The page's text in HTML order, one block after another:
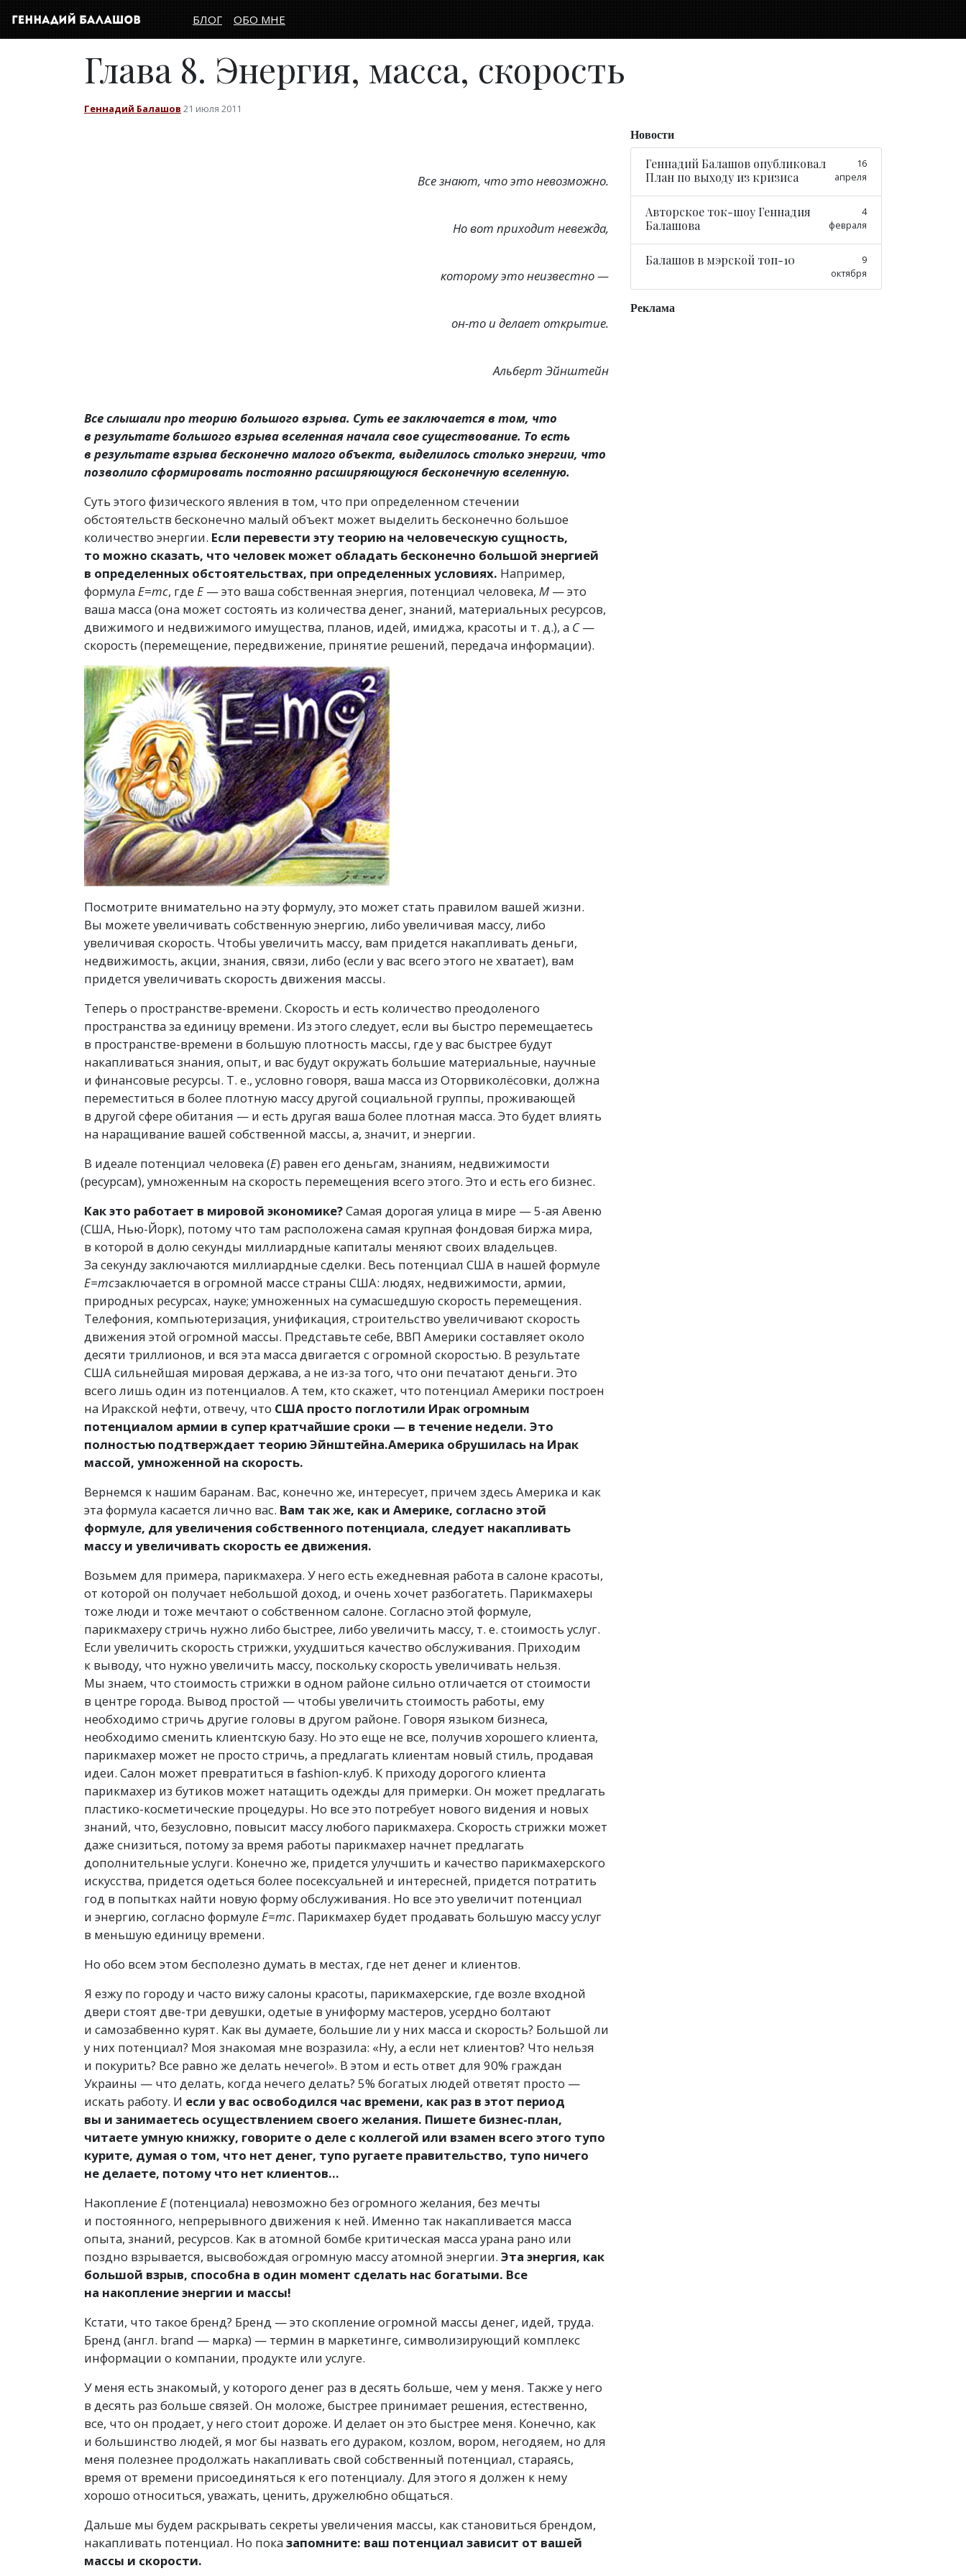
БЛОГ ОБО МНЕ
Глава 8. Энергия, масса, скорость
Геннадий Балашов 21 июля 2011
Все знают, что это невозможно.
Но вот приходит невежда,
которому это неизвестно —
он-то и делает открытие.
Альберт Эйнштейн
Все слышали про теорию большого взрыва. Суть ее заключается в том, что
в результате большого взрыва вселенная начала свое существование. То есть
в результате взрыва бесконечно малого объекта, выделилось столько энергии, что
позволило сформировать постоянно расширяющуюся бесконечную вселенную.
Суть этого физического явления в том, что при определенном стечении
обстоятельств бесконечно малый объект может выделить бесконечно большое
количество энергии. Если перевести эту теорию на человеческую сущность,
то можно сказать, что человек может обладать бесконечно большой энергией
в определенных обстоятельствах, при определенных условиях. Например,
формулаЕ=mс, гдеЕ— это ваша собственная энергия, потенциал человека, M — это
ваша масса(она может состоять из количества денег, знаний, материальных ресурсов,
движимого и недвижимого имущества, планов, идей, имиджа, красоты и т. д.), а С—
скорость (перемещение, передвижение, принятие решений, передача информации).
Посмотрите внимательно на эту формулу, это может стать правилом вашей жизни.
Вы можете увеличивать собственную энергию, либо увеличивая массу, либо
увеличивая скорость. Чтобы увеличить массу, вам придется накапливать деньги,
недвижимость, акции, знания, связи, либо (если у вас всего этого не хватает), вам
придется увеличивать скорость движения массы.
Теперь о пространстве-времени. Скорость и есть количество преодоленого
пространства за единицу времени. Из этого следует, если вы быстро перемещаетесь
в пространстве-времени в большую плотность массы, где у вас быстрее будут
накапливаться знания, опыт, и вас будут окружать большие материальные, научные
и финансовые ресурсы. Т. е., условно говоря, ваша масса из Оторвиколёсовки, должна
переместиться в более плотную массу другой социальной группы, проживающей
в другой сфере обитания — и есть другая ваша более плотная масса. Это будет влиять
на наращивание вашей собственной массы, а, значит, и энергии.
В идеале потенциал человека(Е) равен его деньгам, знаниям, недвижимости
(ресурсам), умноженным на скорость перемещения всего этого. Это и есть его бизнес.
Как это работает в мировой экономике?Самая дорогая улица в мире — 5-ая Авеню
(США, Нью-Йорк), потому что там расположена самая крупная фондовая биржа мира,
в которой в долю секунды миллиардные капиталы меняют своих владельцев.
За секунду заключаются миллиардные сделки. Весь потенциал США в нашей формуле
Е=mcзаключается в огромной массе страны США: людях, недвижимости, армии,
природных ресурсах, науке; умноженных на сумасшедшую скорость перемещения.
Телефония, компьютеризация, унификация, строительство увеличивают скорость
движения этой огромной массы. Представьте себе, ВВП Америки составляет около
десяти триллионов, и вся эта масса двигается с огромной скоростью. В результате
США сильнейшая мировая держава, а не из-за того, что они печатают деньги. Это
всего лишь один из потенциалов. А тем, кто скажет, что потенциал Америки построен
на Иракской нефти, отвечу, что США просто поглотили Ирак огромным
потенциалом армии в супер кратчайшие сроки — в течение недели. Это
полностью подтверждает теорию Эйнштейна.Америка обрушилась на Ирак
массой, умноженной на скорость.
Вернемся к нашим баранам. Вас, конечно же, интересует, причем здесь Америка и как
эта формула касается лично вас. Вам так же, как и Америке, согласно этой
формуле, для увеличения собственного потенциала, следует накапливать
массу и увеличивать скорость ее движения.
Возьмем для примера, парикмахера. У него есть ежедневная работа в салоне красоты,
от которой он получает небольшой доход, и очень хочет разбогатеть. Парикмахеры
тоже люди и тоже мечтают о собственном салоне. Согласно этой формуле,
парикмахеру стричь нужно либо быстрее, либо увеличить массу, т. е. стоимость услуг.
Если увеличить скорость стрижки, ухудшиться качество обслуживания. Приходим
к выводу, что нужно увеличить массу, поскольку скорость увеличивать нельзя.
Мы знаем, что стоимость стрижки в одном районе сильно отличается от стоимости
в центре города. Вывод простой — чтобы увеличить стоимость работы, ему
необходимо стричь другие головы в другом районе. Говоря языком бизнеса,
необходимо сменить клиентскую базу. Но это еще не все, получив хорошего клиента,
парикмахер может не просто стричь, а предлагать клиентам новый стиль, продавая
идеи. Салон может превратиться в fashion-клуб. К приходу дорогого клиента
парикмахер из бутиков может натащить одежды для примерки. Он может предлагать
пластико-косметические процедуры. Но все это потребует нового видения и новых
знаний, что, безусловно, повысит массу любого парикмахера. Скорость стрижки может
даже снизиться, потому за время работы парикмахер начнет предлагать
дополнительные услуги. Конечно же, придется улучшить и качество парикмахерского
искусства, придется одеться более посексуальней и интересней, придется потратить
год в попытках найти новую форму обслуживания. Но все это увеличит потенциал
и энергию, согласно формулеЕ=mc. Парикмахер будет продавать большую массу услуг
в меньшую единицу времени.
Но обо всем этом бесполезно думать в местах, где нет денег и клиентов.
Я езжу по городу и часто вижу салоны красоты, парикмахерские, где возле входной
двери стоят две-три девушки, одетые в униформу мастеров, усердно болтают
и самозабвенно курят. Как вы думаете, большие ли у них масса и скорость? Большой ли
у них потенциал? Моя знакомая мне возразила: «Ну, а если нет клиентов? Что нельзя
и покурить? Все равно же делать нечего!». В этом и есть ответ для 90% граждан
Украины — что делать, когда нечего делать? 5% богатых людей ответят просто —
искать работу. И если у вас освободился час времени, как раз в этот период
вы и занимаетесь осуществлением своего желания. Пишете бизнес-план,
читаете умную книжку, говорите о деле с коллегой или взамен всего этого тупо
курите, думая о том, что нет денег, тупо ругаете правительство, тупо ничего
не делаете, потому что нет клиентов…
НакоплениеЕ(потенциала) невозможно без огромного желания, без мечты
и постоянного, непрерывного движения к ней. Именно так накапливается масса
опыта, знаний, ресурсов. Как в атомной бомбе критическая масса урана рано или
поздно взрывается, высвобождая огромную массу атомной энергии. Эта энергия, как
большой взрыв, способна в один момент сделать нас богатыми. Все
на накопление энергии и массы!
Кстати, что такое бренд? Бренд — это скопление огромной массы денег, идей, труда.
Бренд(англ. brand — марка) — термин в маркетинге, символизирующий комплекс
информации о компании, продукте или услуге.
У меня есть знакомый, у которого денег раз в десять больше, чем у меня. Также у него
в десять раз больше связей. Он моложе, быстрее принимает решения, естественно,
все, что он продает, у него стоит дороже. И делает он это быстрее меня. Конечно, как
и большинство людей, я мог бы назвать его дураком, козлом, вором, негодяем, но для
меня полезнее продолжать накапливать свой собственный потенциал, стараясь,
время от времени присоединяться к его потенциалу. Для этого я должен к нему
хорошо относиться, уважать, ценить, дружелюбно общаться.
Дальше мы будем раскрывать секреты увеличения массы, как становиться брендом,
накапливать потенциал. Но показапомните: ваш потенциал зависит от вашей
массы и скорости.
Новости
Геннадий Балашов опубликовал
План по выходу из кризиса
16
апреля
Авторское ток-шоу Геннадия
Балашова
4
февраля
Балашов в мэрской топ-10
9
октября
Реклама